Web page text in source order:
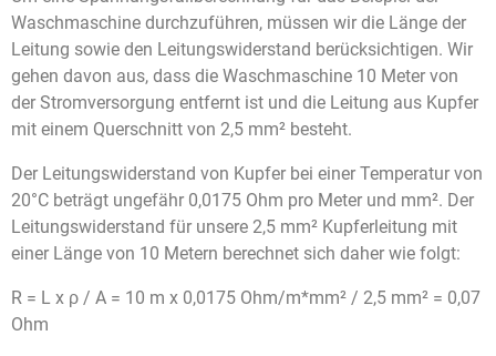
Waschmaschine durchzuführen, müssen wir die Länge der
Leitung sowie den Leitungswiderstand berücksichtigen. Wir
gehen davon aus, dass die Waschmaschine 10 Meter von
der Stromversorgung entfernt ist und die Leitung aus Kupfer
mit einem Querschnitt von 2,5 mm² besteht.
Der Leitungswiderstand von Kupfer bei einer Temperatur von
20°C beträgt ungefähr 0,0175 Ohm pro Meter und mm². Der
Leitungswiderstand für unsere 2,5 mm² Kupferleitung mit
einer Länge von 10 Metern berechnet sich daher wie folgt:
R = L x ρ / A = 10 m x 0,0175 Ohm/m*mm² / 2,5 mm² = 0,07
Ohm